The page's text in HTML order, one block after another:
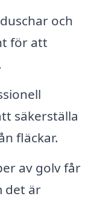
och
för att
säkerställa
fläckar.
av golv får
det är